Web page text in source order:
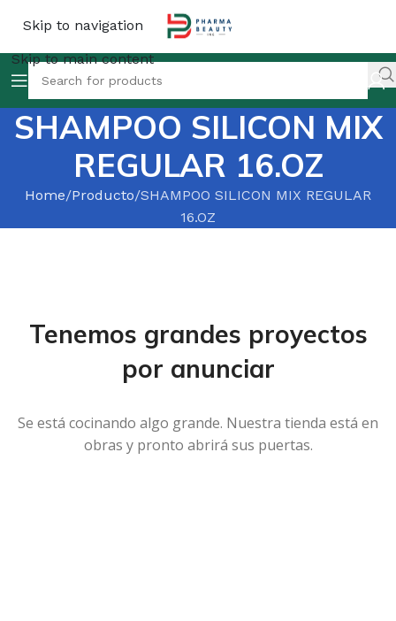
Skip to navigation
Skip to main content
SHAMPOO SILICON MIX
REGULAR 16.OZ
Home Producto SHAMPOO SILICON MIX REGULAR
16.OZ
Tenemos grandes proyectos
por anunciar
Se está cocinando algo grande. Nuestra tienda está en
obras y pronto abrirá sus puertas.